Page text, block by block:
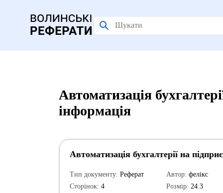
Автоматизація
інформація
Автоматизація бухгалтерії на
Тип документу: Реферат
Сторінок: 4
Автор: фелікс
Розмір: 24.3